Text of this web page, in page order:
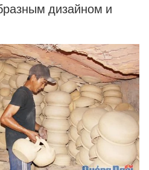
дизайном и